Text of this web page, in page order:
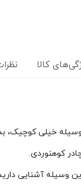
کالا
خیلی کوچیک،
کوهنوردی.
وسیله آشنایی